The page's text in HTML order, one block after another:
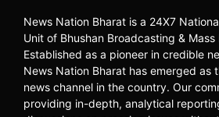
News Nation Bharat is a 24X7
Unit of Bhushan Broadcasting &
Established as a pioneer in credible
News Nation Bharat has emerged as
news channel in the country. Our
providing in-depth, analytical